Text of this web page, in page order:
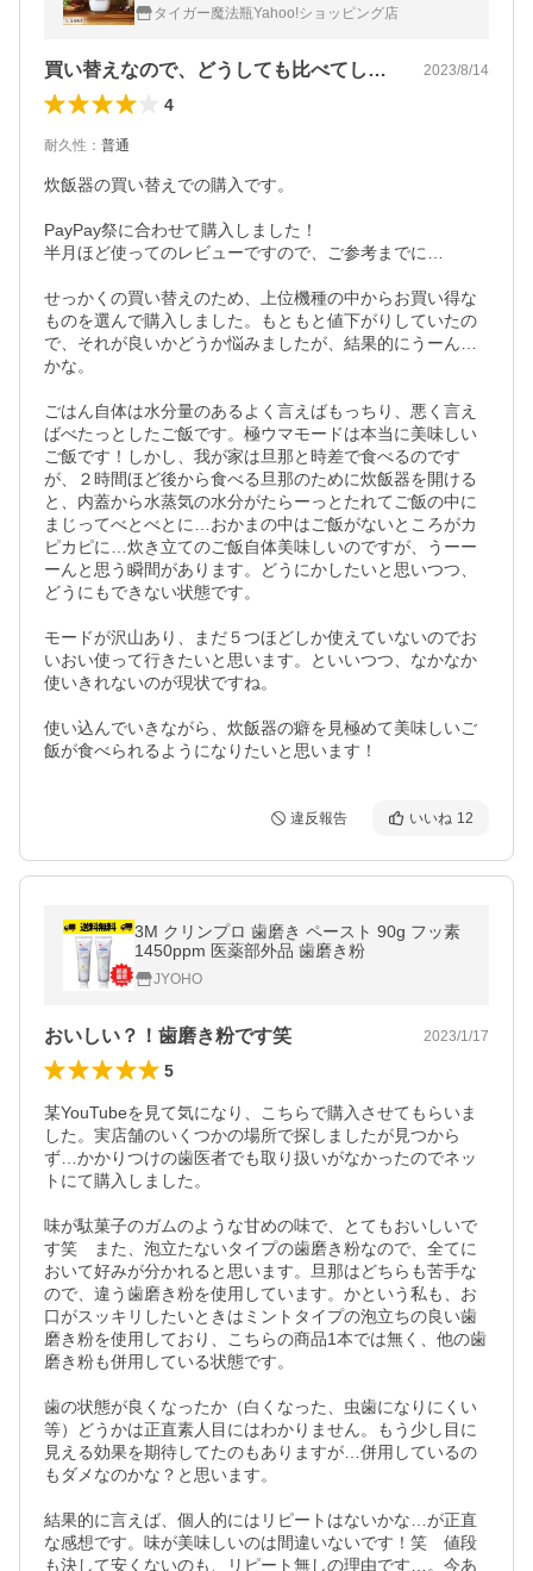
タイガー魔法瓶Yahoo!ショッピング店
買い替えなので、どうしても比べてしまう… 2023/8/14
4
耐久性 ： 普通
炊飯器の買い替えでの購入です。
PayPay祭に合わせて購入しました！
半月ほど使ってのレビューですので、ご参考までに…
せっかくの買い替えのため、上位機種の中からお買い得な
ものを選んで購入しました。もともと値下がりしていたの
で、それが良いかどうか悩みましたが、結果的にうーん…
かな。
ごはん自体は水分量のあるよく言えばもっちり、悪く言え
ばべたっとしたご飯です。極ウマモードは本当に美味しい
ご飯です！しかし、我が家は旦那と時差で食べるのです
が、２時間ほど後から食べる旦那のために炊飯器を開ける
と、内蓋から水蒸気の水分がたらーっとたれてご飯の中に
まじってべとべとに…おかまの中はご飯がないところがカ
ピカピに…炊き立てのご飯自体美味しいのですが、うーー
ーんと思う瞬間があります。どうにかしたいと思いつつ、
どうにもできない状態です。
モードが沢山あり、まだ５つほどしか使えていないのでお
いおい使って行きたいと思います。といいつつ、なかなか
使いきれないのが現状ですね。
使い込んでいきながら、炊飯器の癖を見極めて美味しいご
飯が食べられるようになりたいと思います！
違反報告 いいね 12
3M クリンプロ 歯磨き ペースト 90g フッ素
1450ppm 医薬部外品 歯磨き粉
JYOHO
おいしい？！歯磨き粉です笑 2023/1/17
5
某YouTubeを見て気になり、こちらで購入させてもらいま
した。実店舗のいくつかの場所で探しましたが見つから
ず…かかりつけの歯医者でも取り扱いがなかったのでネッ
トにて購入しました。
味が駄菓子のガムのような甘めの味で、とてもおいしいで
す笑　また、泡立たないタイプの歯磨き粉なので、全てに
おいて好みが分かれると思います。旦那はどちらも苦手な
ので、違う歯磨き粉を使用しています。かという私も、お
口がスッキリしたいときはミントタイプの泡立ちの良い歯
磨き粉を使用しており、こちらの商品1本では無く、他の歯
磨き粉も併用している状態です。
歯の状態が良くなったか（白くなった、虫歯になりにくい
等）どうかは正直素人目にはわかりません。もう少し目に
見える効果を期待してたのもありますが…併用しているの
もダメなのかな？と思います。
結果的に言えば、個人的にはリピートはないかな…が正直
な感想です。味が美味しいのは間違いないです！笑　値段
も決して安くないのも、リピート無しの理由です…。今あ